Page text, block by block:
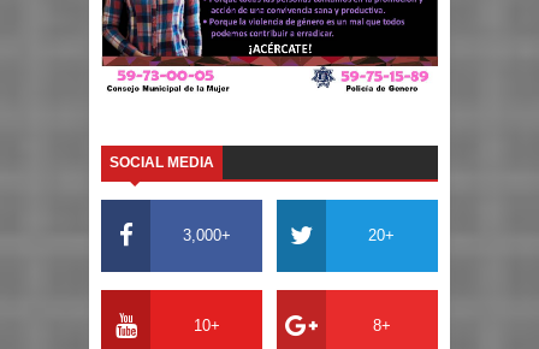
SOCIAL MEDIA
3,000+ 20+
10+ 8+